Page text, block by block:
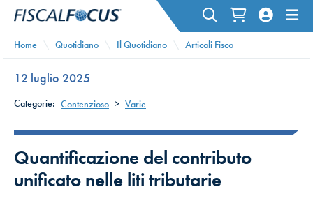
Home Quotidiano Il Quotidiano Articoli Fisco
12 luglio 2025
Categorie: Contenzioso > Varie
Quantificazione del contributo
unificato nelle liti tributarie